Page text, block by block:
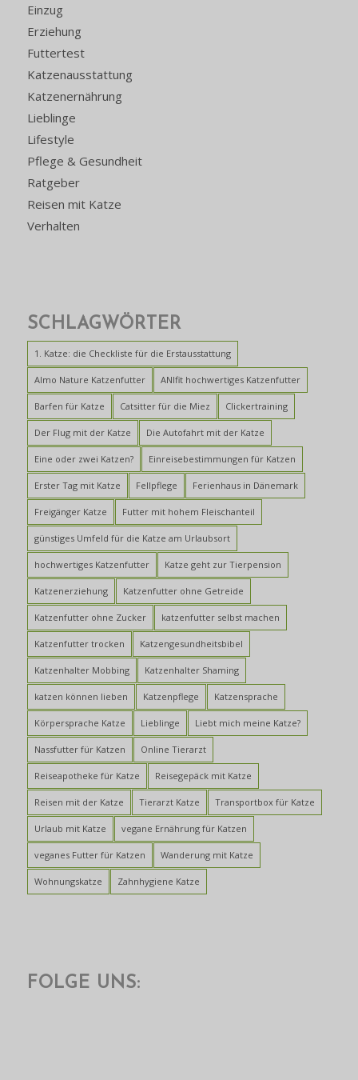
Einzug
Erziehung
Futtertest
Katzenausstattung
Katzenernährung
Lieblinge
Lifestyle
Pflege & Gesundheit
Ratgeber
Reisen mit Katze
Verhalten
SCHLAGWÖRTER
1. Katze: die Checkliste für die Erstausstattung
Almo Nature Katzenfutter ANIfit hochwertiges Katzenfutter
Barfen für Katze Catsitter für die Miez Clickertraining
Der Flug mit der Katze Die Autofahrt mit der Katze
Eine oder zwei Katzen? Einreisebestimmungen für Katzen
Erster Tag mit Katze Fellpflege Ferienhaus in Dänemark
Freigänger Katze Futter mit hohem Fleischanteil
günstiges Umfeld für die Katze am Urlaubsort
hochwertiges Katzenfutter Katze geht zur Tierpension
Katzenerziehung Katzenfutter ohne Getreide
Katzenfutter ohne Zucker katzenfutter selbst machen
Katzenfutter trocken Katzengesundheitsbibel
Katzenhalter Mobbing Katzenhalter Shaming
katzen können lieben Katzenpflege Katzensprache
Körpersprache Katze Lieblinge Liebt mich meine Katze?
Nassfutter für Katzen Online Tierarzt
Reiseapotheke für Katze Reisegepäck mit Katze
Reisen mit der Katze Tierarzt Katze Transportbox für Katze
Urlaub mit Katze vegane Ernährung für Katzen
veganes Futter für Katzen Wanderung mit Katze
Wohnungskatze Zahnhygiene Katze
FOLGE UNS: